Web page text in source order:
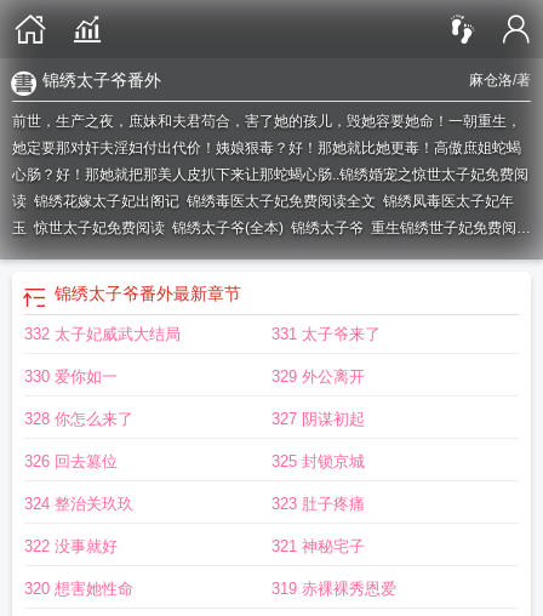
麻仓洛/著
锦绣太子爷番外
前世，生产之夜，庶妹和夫君苟合，害了她的孩儿，毁她容要她命！一朝重生，
她定要那对奸夫淫妇付出代价！姨娘狠毒？好！那她就比她更毒！高傲庶姐蛇蝎
心肠？好！那她就把那美人皮扒下来让那蛇蝎心肠..锦绣婚宠之惊世太子妃免费阅
读 锦绣花嫁太子妃出阁记 锦绣毒医太子妃免费阅读全文 锦绣凤毒医太子妃年
玉惊世太子妃免费阅读 锦绣太子爷(全本) 锦绣太子爷 重生锦绣世子妃免费阅
读锦绣太子爷(全本) 董二小姐锦绣花嫁太子妃出阁计锦绣花嫁太子妃出阁锦
绣凰毒医太子妃
锦绣甜妻冲喜世子妃免费阅读
费 太子妃锦绣未央
凰毒医太子妃免费阅读全文
锦绣太子爷番外 锦绣太子爷完结版
锦绣太子爷番外最新章节
332 太子妃威武大结局 331 太子爷来了
330 爱你如一 329 外公离开
328 你怎么来了 327 阴谋初起
326 回去篡位 325 封锁京城
324 整治关玖玖 323 肚子疼痛
322 没事就好 321 神秘宅子
320 想害她性命 319 赤裸裸秀恩爱